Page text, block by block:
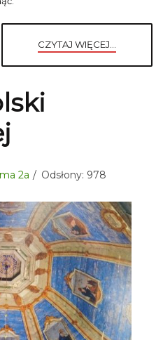
CZYTAJ WIĘCEJ...
2a Odsłony: 978